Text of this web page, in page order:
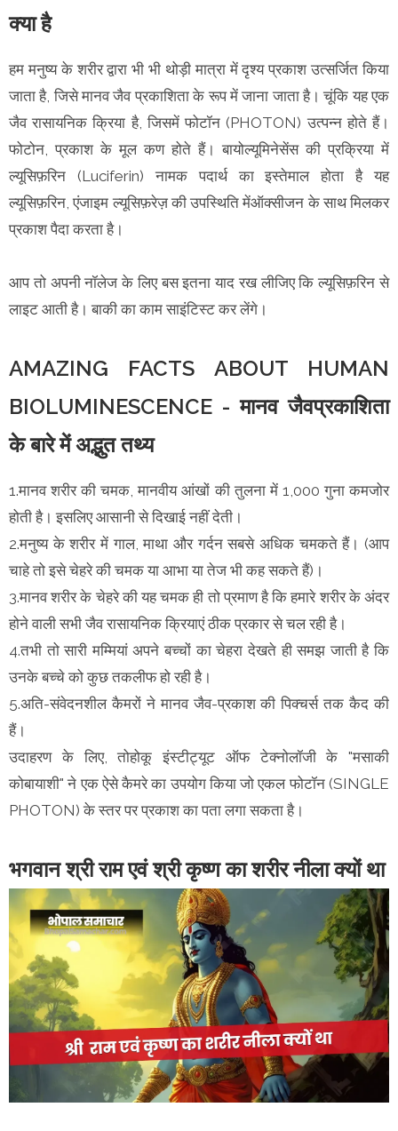
क्या है
हम मनुष्य के शरीर द्वारा भी भी थोड़ी मात्रा में दृश्य प्रकाश उत्सर्जित किया
जाता है, जिसे मानव जैव प्रकाशिता के रूप में जाना जाता है। चूंकि यह एक
जैव रासायनिक क्रिया है, जिसमें फोटॉन (PHOTON) उत्पन्न होते हैं।
फोटोन, प्रकाश के मूल कण होते हैं। बायोल्यूमिनेसेंस की प्रक्रिया में
ल्यूसिफ़रिन (Luciferin) नामक पदार्थ का इस्तेमाल होता है यह
ल्यूसिफ़रिन, एंजाइम ल्यूसिफ़रेज़ की उपस्थिति मेंऑक्सीजन के साथ मिलकर
प्रकाश पैदा करता है।
आप तो अपनी नॉलेज के लिए बस इतना याद रख लीजिए कि ल्यूसिफ़रिन से
लाइट आती है। बाकी का काम साइंटिस्ट कर लेंगे।
AMAZING FACTS ABOUT HUMAN
BIOLUMINESCENCE - मानव जैवप्रकाशिता
के बारे में अद्भुत तथ्य
1.मानव शरीर की चमक, मानवीय आंखों की तुलना में 1,000 गुना कमजोर
होती है। इसलिए आसानी से दिखाई नहीं देती।
2.मनुष्य के शरीर में गाल, माथा और गर्दन सबसे अधिक चमकते हैं। (आप
चाहे तो इसे चेहरे की चमक या आभा या तेज भी कह सकते हैं)।
3.मानव शरीर के चेहरे की यह चमक ही तो प्रमाण है कि हमारे शरीर के अंदर
होने वाली सभी जैव रासायनिक क्रियाएं ठीक प्रकार से चल रही है।
4.तभी तो सारी मम्मियां अपने बच्चों का चेहरा देखते ही समझ जाती है कि
उनके बच्चे को कुछ तकलीफ हो रही है।
5.अति-संवेदनशील कैमरों ने मानव जैव-प्रकाश की पिक्चर्स तक कैद की
हैं।
उदाहरण के लिए, तोहोकू इंस्टीट्यूट ऑफ टेक्नोलॉजी के "मसाकी
कोबायाशी" ने एक ऐसे कैमरे का उपयोग किया जो एकल फोटॉन (SINGLE
PHOTON) के स्तर पर प्रकाश का पता लगा सकता है।
भगवान श्री राम एवं श्री कृष्ण का शरीर नीला क्यों था